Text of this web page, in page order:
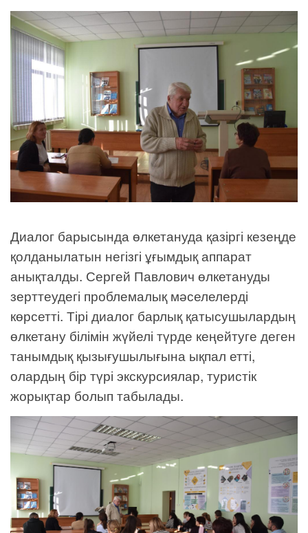
Диалог барысында өлкетануда қазіргі кезеңде
қолданылатын негізгі ұғымдық аппарат
анықталды. Сергей Павлович өлкетануды
зерттеудегі проблемалық мәселелерді
көрсетті. Тірі диалог барлық қатысушылардың
өлкетану білімін жүйелі түрде кеңейтуге деген
танымдық қызығушылығына ықпал етті,
олардың бір түрі экскурсиялар, туристік
жорықтар болып табылады.